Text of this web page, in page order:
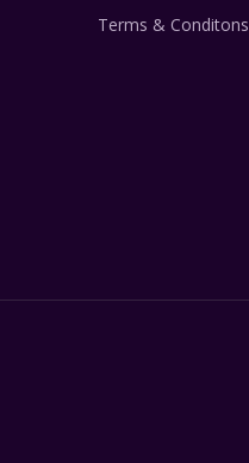
Terms & Conditons